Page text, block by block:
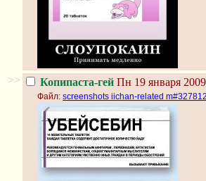
>> Копипаста-гей Пн 19 января
Файл: screenshots iichan-related